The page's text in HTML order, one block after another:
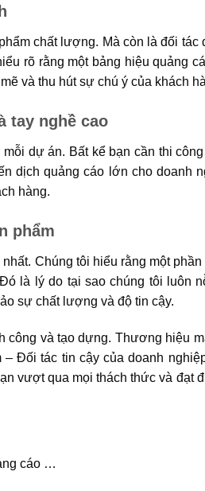
chất lượng. Mà còn là đối tác
rõ rằng một bảng hiệu quảng
và thu hút sự chú ý của khách
tay nghề cao
dự án. Bất kể bạn cần thi
dịch quảng cáo lớn cho doanh
hàng.
phẩm
Chúng tôi hiểu rằng một
là lý do tại sao chúng tôi luôn
sự chất lượng và độ tin cậy.
và tạo dựng. Thương hiệu
Đối tác tin cậy của doanh
vượt qua mọi thách thức và đạt
cáo …